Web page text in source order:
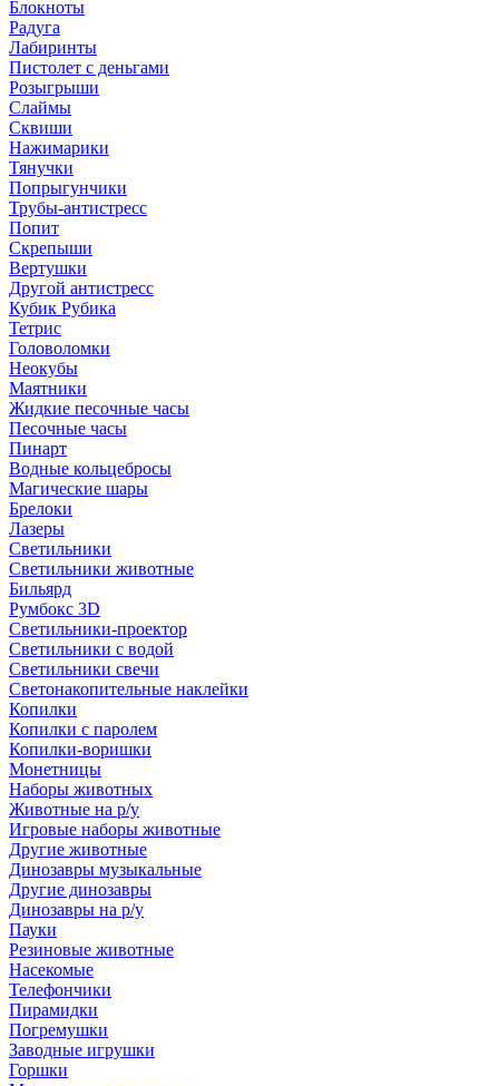
Блокноты
Радуга
Лабиринты
Пистолет с деньгами
Розыгрыши
Слаймы
Сквиши
Нажимарики
Тянучки
Попрыгунчики
Трубы-антистресс
Попит
Скрепыши
Вертушки
Другой антистресс
Кубик Рубика
Тетрис
Головоломки
Неокубы
Маятники
Жидкие песочные часы
Песочные часы
Пинарт
Водные кольцебросы
Магические шары
Брелоки
Лазеры
Светильники
Светильники животные
Бильярд
Румбокс 3D
Светильники-проектор
Светильники с водой
Светильники свечи
Светонакопительные наклейки
Копилки
Копилки с паролем
Копилки-воришки
Монетницы
Наборы животных
Животные на р/у
Игровые наборы животные
Другие животные
Динозавры музыкальные
Другие динозавры
Динозавры на р/у
Пауки
Резиновые животные
Насекомые
Телефончики
Пирамидки
Погремушки
Заводные игрушки
Горшки